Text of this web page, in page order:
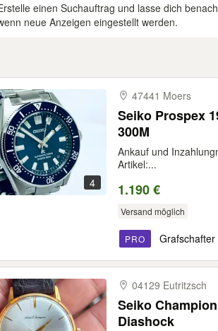
einen Suchauftrag und lasse dich
neue Anzeigen eingestellt werden.
4
47441 Moers
Seiko Prospex
300M
Ankauf und
Artikel:...
1.190 €
Versand möglich
PRO
04129 Eutritzsch
Seiko
Diashock